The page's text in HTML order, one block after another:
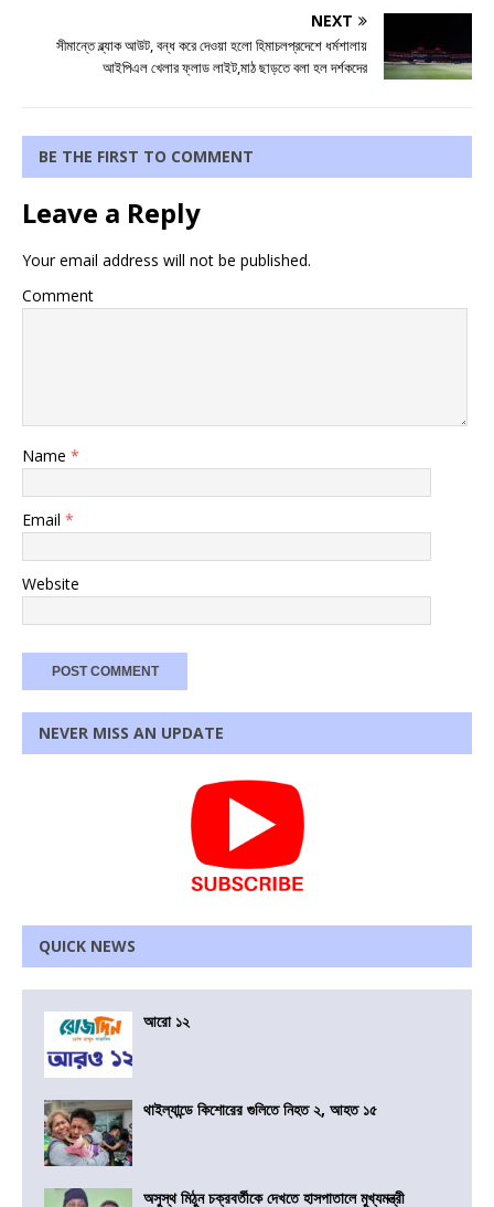
NEXT
সীমান্তে ব্ল্যাক আউট, বন্ধ করে দেওয়া হলো হিমাচলপ্রদেশে ধর্মশালায়
আইপিএল খেলার ফ্লাড লাইট,মাঠ ছাড়তে বলা হল দর্শকদের
BE THE FIRST TO COMMENT
Leave a Reply
Your email address will not be published.
Comment
Name *
Email *
Website
NEVER MISS AN UPDATE
QUICK NEWS
আরো ১২
থাইল্যান্ডে কিশোরের গুলিতে নিহত ২, আহত ১৫
অসুস্থ মিঠুন চক্রবর্তীকে দেখতে হাসপাতালে মুখ্যমন্ত্রী